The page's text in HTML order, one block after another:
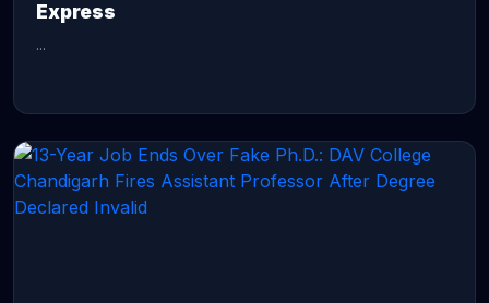
Express
...